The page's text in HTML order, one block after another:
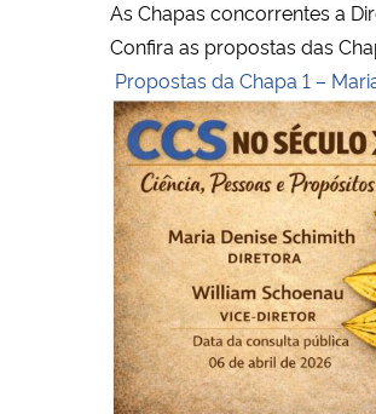
As Chapas concorrentes a
Confira as propostas das
Propostas da Chapa 1 –